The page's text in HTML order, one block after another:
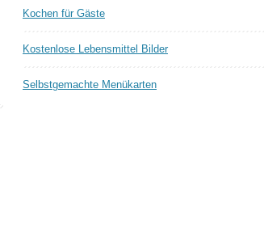
Kochen für Gäste
Kostenlose Lebensmittel Bilder
Selbstgemachte Menükarten